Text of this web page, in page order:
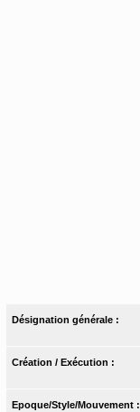
Désignation générale :
Création / Exécution :
Epoque/Style/Mouvement :